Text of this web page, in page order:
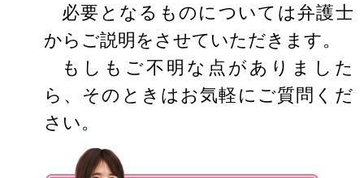
必要となるものについては弁護士
からご説明をさせていただきます。
もしもご不明な点がありました
ら、そのときはお気軽にご質問くだ
さい。